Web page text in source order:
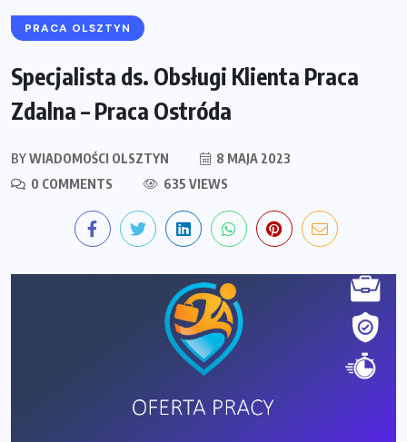
PRACA OLSZTYN
Specjalista ds. Obsługi Klienta Praca
Zdalna – Praca Ostróda
BYWIADOMOŚCI OLSZTYN
8 MAJA 2023
0 COMMENTS
635 VIEWS